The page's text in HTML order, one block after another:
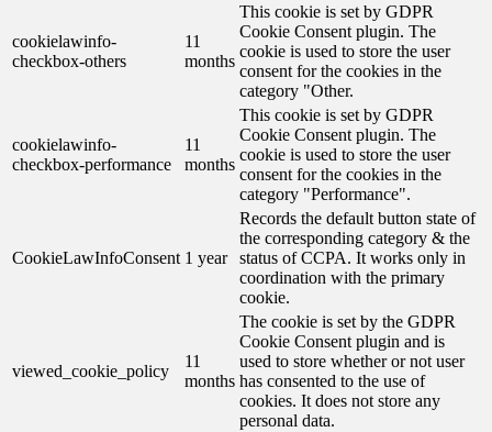
cookielawinfo-
checkbox-others
11
months
This cookie is set by GDPR
Cookie Consent plugin. The
cookie is used to store the user
consent for the cookies in the
category "Other.
cookielawinfo-
checkbox-performance
11
months
This cookie is set by GDPR
Cookie Consent plugin. The
cookie is used to store the user
consent for the cookies in the
category "Performance".
CookieLawInfoConsent 1 year
Records the default button state of
the corresponding category & the
status of CCPA. It works only in
coordination with the primary
cookie.
viewed_cookie_policy
11
months
The cookie is set by the GDPR
Cookie Consent plugin and is
used to store whether or not user
has consented to the use of
cookies. It does not store any
personal data.